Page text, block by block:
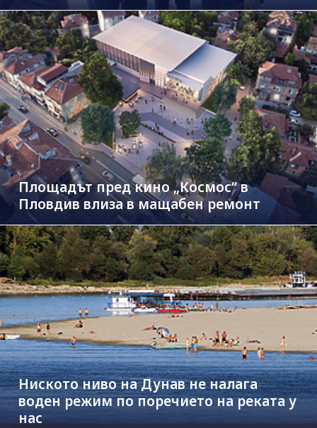
Площадът пред кино „Космос“ в
Пловдив влиза в мащабен ремонт
Ниското ниво на Дунав не налага
воден режим по поречието на реката у
нас